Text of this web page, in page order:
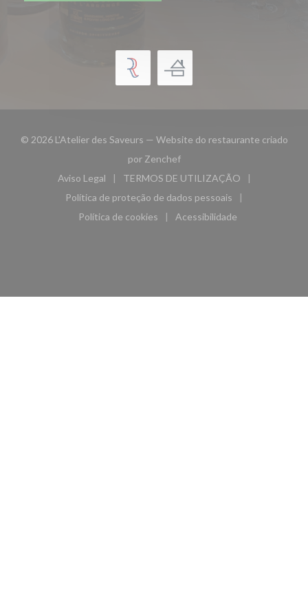
© 2026 L'Atelier des Saveurs — Website do restaurante criado
por Zenchef((abre numa nova janela))
Aviso Legal
((abre numa nova janela))
TERMOS DE UTILIZAÇÃO
((abre numa nova janela))
Política de proteção de dados pessoais
((abre numa nova janela))
Política de cookies
((abre numa nova janela))
Acessibilidade